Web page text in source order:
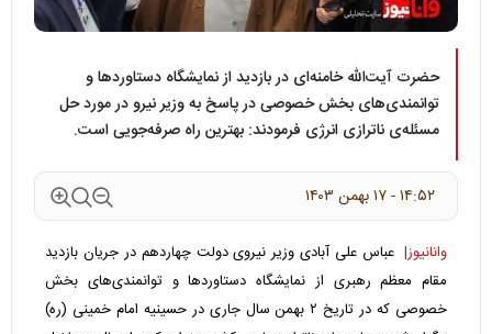
حضرت آیت‌الله خامنه‌ای در بازدید از نمایشگاه دستاوردها و
توانمندی‌های بخش خصوصی در پاسخ به وزیر نیرو در مورد حل
مسئله‌ی ناترازی انرژی فرمودند: بهترین راه صرفه‌جویی است.
۱۴:۵۲ - ۱۷ بهمن ۱۴۰۳
وانانیوز| عباس علی آبادی وزیر نیروی دولت چهاردهم در جریان بازدید
مقام معظم رهبری از نمایشگاه دستاوردها و توانمندی‌های بخش
خصوصی که در تاریخ ۲ بهمن سال جاری در حسینیه امام خمینی (ره)